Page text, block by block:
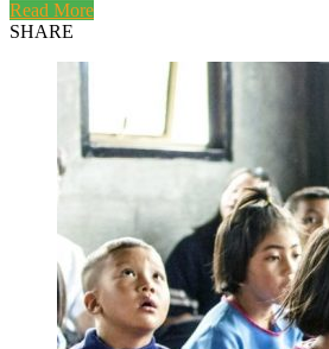
Read More
SHARE